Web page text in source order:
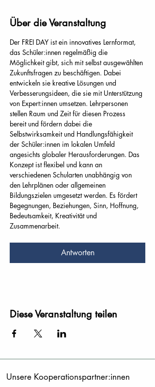
Über die Veranstaltung
Der FREI DAY ist ein innovatives Lernformat,
das Schüler:innen regelmäßig die
Möglichkeit gibt, sich mit selbst ausgewählten
Zukunftsfragen zu beschäftigen. Dabei
entwickeln sie kreative Lösungen und
Verbesserungsideen, die sie mit Unterstützung
von Expert:innen umsetzen. Lehrpersonen
stellen Raum und Zeit für diesen Prozess
bereit und fördern dabei die
Selbstwirksamkeit und Handlungsfähigkeit
der Schüler:innen im lokalen Umfeld
angesichts globaler Herausforderungen. Das
Konzept ist flexibel und kann an
verschiedenen Schularten unabhängig von
den Lehrplänen oder allgemeinen
Bildungszielen umgesetzt werden. Es fördert
Begegnungen, Beziehungen, Sinn, Hoffnung,
Bedeutsamkeit, Kreativität und
Zusammenarbeit.
Antworten
Diese Veranstaltung teilen
Unsere Kooperationspartner:innen